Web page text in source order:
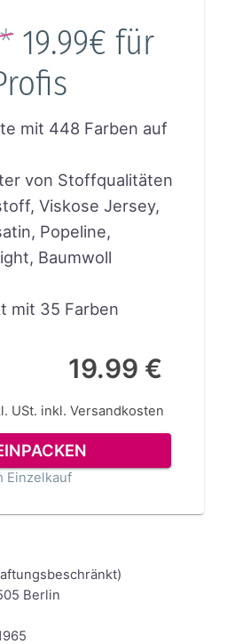
19.99€ für
mit 448 Farben auf
von Stoffqualitäten
Viskose Jersey,
Popeline,
Baumwoll
mit 35 Farben
19.99 €
USt. inkl. Versandkosten
Einzelkauf
Berlin